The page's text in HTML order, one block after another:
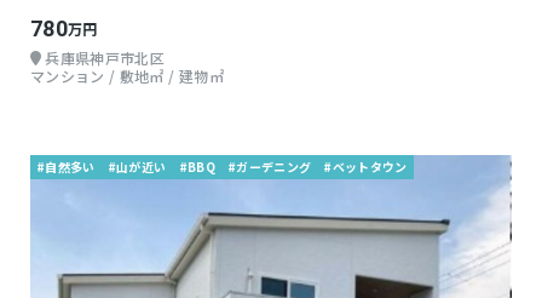
780万円
兵庫県神戸市北区
マンション / 敷地㎡ / 建物㎡
#自然多い #山が近い #BBQ #ガーデニング #ベットタウン